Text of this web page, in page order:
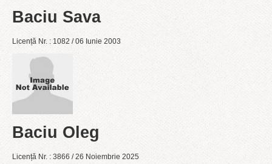
Baciu Sava
Licență Nr. : 1082 / 06 Iunie 2003
Baciu Oleg
Licență Nr. : 3866 / 26 Noiembrie 2025